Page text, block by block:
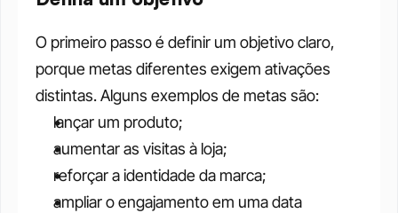
O primeiro passo é definir um objetivo claro,
porque metas diferentes exigem ativações
distintas. Alguns exemplos de metas são:
lançar um produto;
aumentar as visitas à loja;
reforçar a identidade da marca;
ampliar o engajamento em uma data